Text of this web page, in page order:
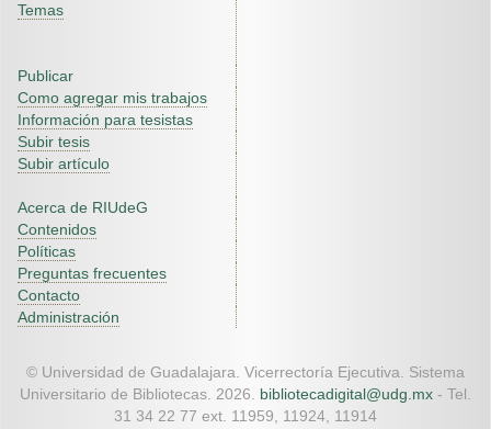
Temas
Publicar
Como agregar mis trabajos
Información para tesistas
Subir tesis
Subir artículo
Acerca de RIUdeG
Contenidos
Políticas
Preguntas frecuentes
Contacto
Administración
© Universidad de Guadalajara. Vicerrectoría Ejecutiva. Sistema
Universitario de Bibliotecas. 2026. bibliotecadigital@udg.mx - Tel.
31 34 22 77 ext. 11959, 11924, 11914